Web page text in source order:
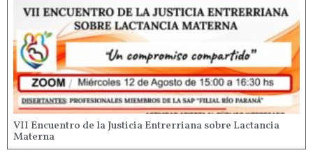
VII Encuentro de la Justicia Entrerriana sobre Lactancia
Materna